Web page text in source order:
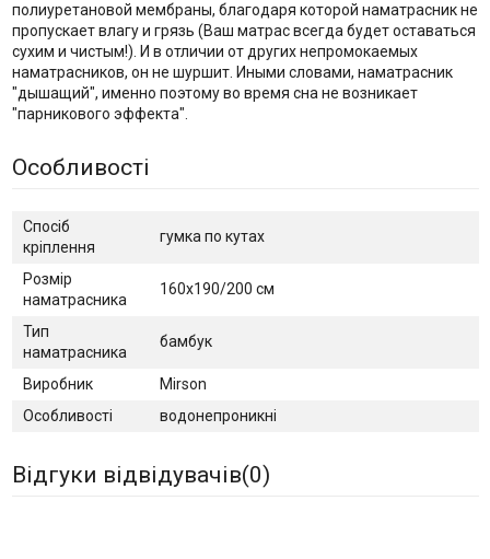
полиуретановой мембраны, благодаря которой наматрасник не
пропускает влагу и грязь (Ваш матрас всегда будет оставаться
сухим и чистым!). И в отличии от других непромокаемых
наматрасников, он не шуршит. Иными словами, наматрасник
"дышащий", именно поэтому во время сна не возникает
"парникового эффекта".
Особливості
Спосіб
кріплення
гумка по кутах
Розмір
наматрасника
160х190/200 см
Тип
наматрасника
бамбук
Виробник
Mirson
Особливості
водонепроникні
Відгуки відвідувачів(0)